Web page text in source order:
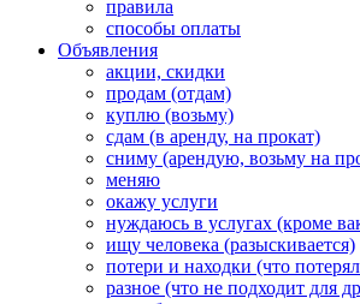
правила
способы оплаты
Объявления
акции, скидки
продам (отдам)
куплю (возьму)
сдам (в аренду, на прокат)
сниму (арендую, возьму на
меняю
окажу услуги
нуждаюсь в услугах (кроме
ищу человека (разыскивается)
потери и находки (что
разное (что не подходит для